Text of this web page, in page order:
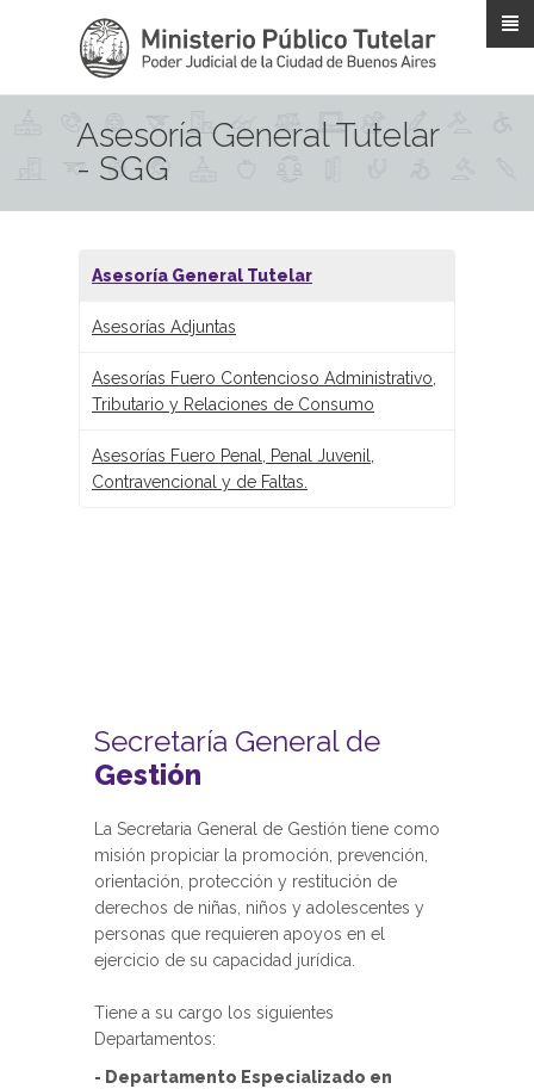
Asesoría General Tutelar
- SGG
Asesoría General Tutelar
Asesorías Adjuntas
Asesorías Fuero Contencioso Administrativo,
Tributario y Relaciones de Consumo
Asesorías Fuero Penal, Penal Juvenil,
Contravencional y de Faltas.
Secretaría General de
Gestión
La Secretaria General de Gestión tiene como
misión propiciar la promoción, prevención,
orientación, protección y restitución de
derechos de niñas, niños y adolescentes y
personas que requieren apoyos en el
ejercicio de su capacidad jurídica.
Tiene a su cargo los siguientes
Departamentos:
- Departamento Especializado en